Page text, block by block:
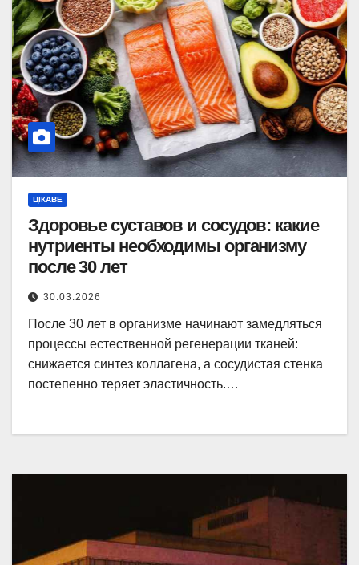
ЦІКАВЕ
Здоровье суставов и сосудов: какие
нутриенты необходимы организму
после 30 лет
30.03.2026
После 30 лет в организме начинают замедляться
процессы естественной регенерации тканей:
снижается синтез коллагена, а сосудистая стенка
постепенно теряет эластичность.…